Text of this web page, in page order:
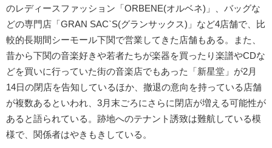
のレディースファッション「ORBENE(オルベネ)」、バッグな
どの専門店「GRAN SAC`S(グランサックス)」など4店舗で、比
較的長期間シーモール下関で営業してきた店舗もある。また、
昔から下関の音楽好きや若者たちが楽器を買ったり楽譜やCDな
どを買いに行っていた街の音楽店でもあった「新星堂」が2月
14日の閉店を告知しているほか、撤退の意向を持っている店舗
が複数あるといわれ、3月末ごろにさらに閉店が増える可能性が
あると語られている。跡地へのテナント誘致は難航している模
様で、関係者はやきもきしている。